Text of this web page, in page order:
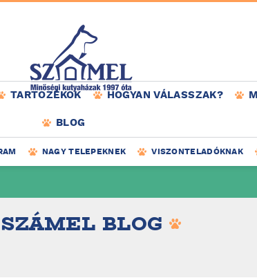
TARTOZÉKOK HOGYAN VÁLASSZAK?
BLOG
NAGY TELEPEKNEK VISZONTELADÓKNAK
SZÁMEL BLOG